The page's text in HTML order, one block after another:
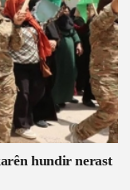
hundir nerast